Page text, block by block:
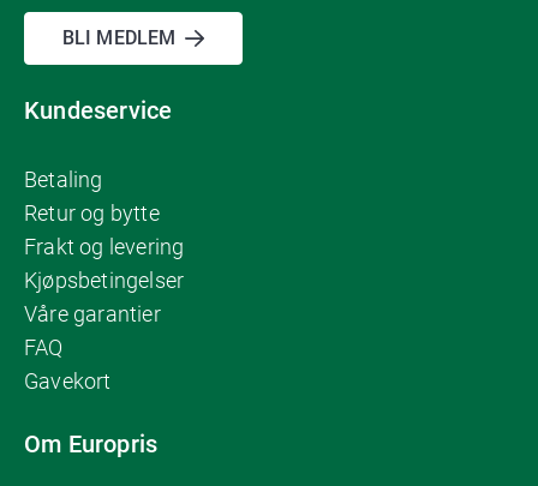
BLI MEDLEM
Kundeservice
Betaling
Retur og bytte
Frakt og levering
Kjøpsbetingelser
Våre garantier
FAQ
Gavekort
Om Europris